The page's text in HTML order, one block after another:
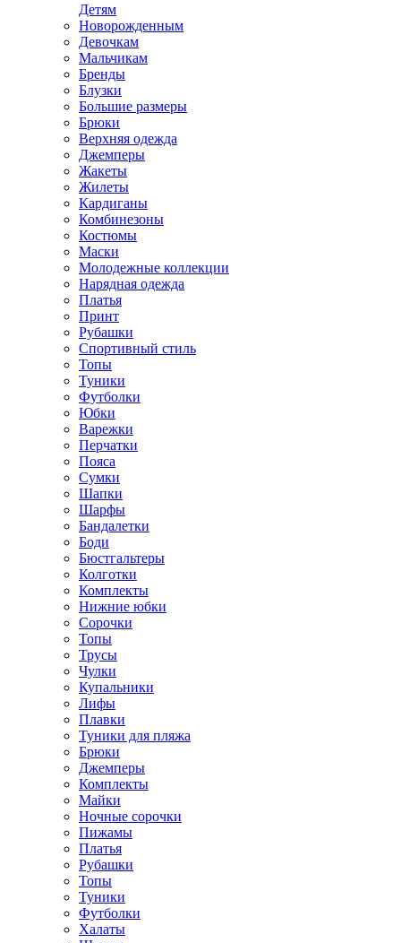
Детям
Новорожденным
Девочкам
Мальчикам
Бренды
Блузки
Большие размеры
Брюки
Верхняя одежда
Джемперы
Жакеты
Жилеты
Кардиганы
Комбинезоны
Костюмы
Маски
Молодежные коллекции
Нарядная одежда
Платья
Принт
Рубашки
Спортивный стиль
Топы
Туники
Футболки
Юбки
Варежки
Перчатки
Пояса
Сумки
Шапки
Шарфы
Бандалетки
Боди
Бюстгальтеры
Колготки
Комплекты
Нижние юбки
Сорочки
Топы
Трусы
Чулки
Купальники
Лифы
Плавки
Туники для пляжа
Брюки
Джемперы
Комплекты
Майки
Ночные сорочки
Пижамы
Платья
Рубашки
Топы
Туники
Футболки
Халаты